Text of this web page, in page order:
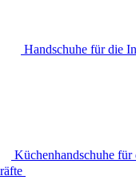
Handschuhe für die
Küchenhandschuhe für